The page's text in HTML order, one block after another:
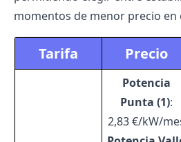
momentos de menor precio en
Tarifa Precio
Potencia
Punta (1):
2,83 €/kW/